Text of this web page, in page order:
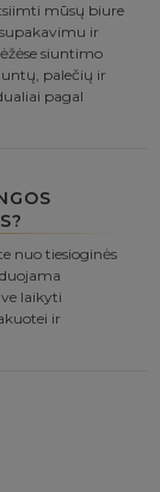
mūsų biure
ir
siuntimo
palečių ir
pagal
nuo tiesioginės
laikyti
ir